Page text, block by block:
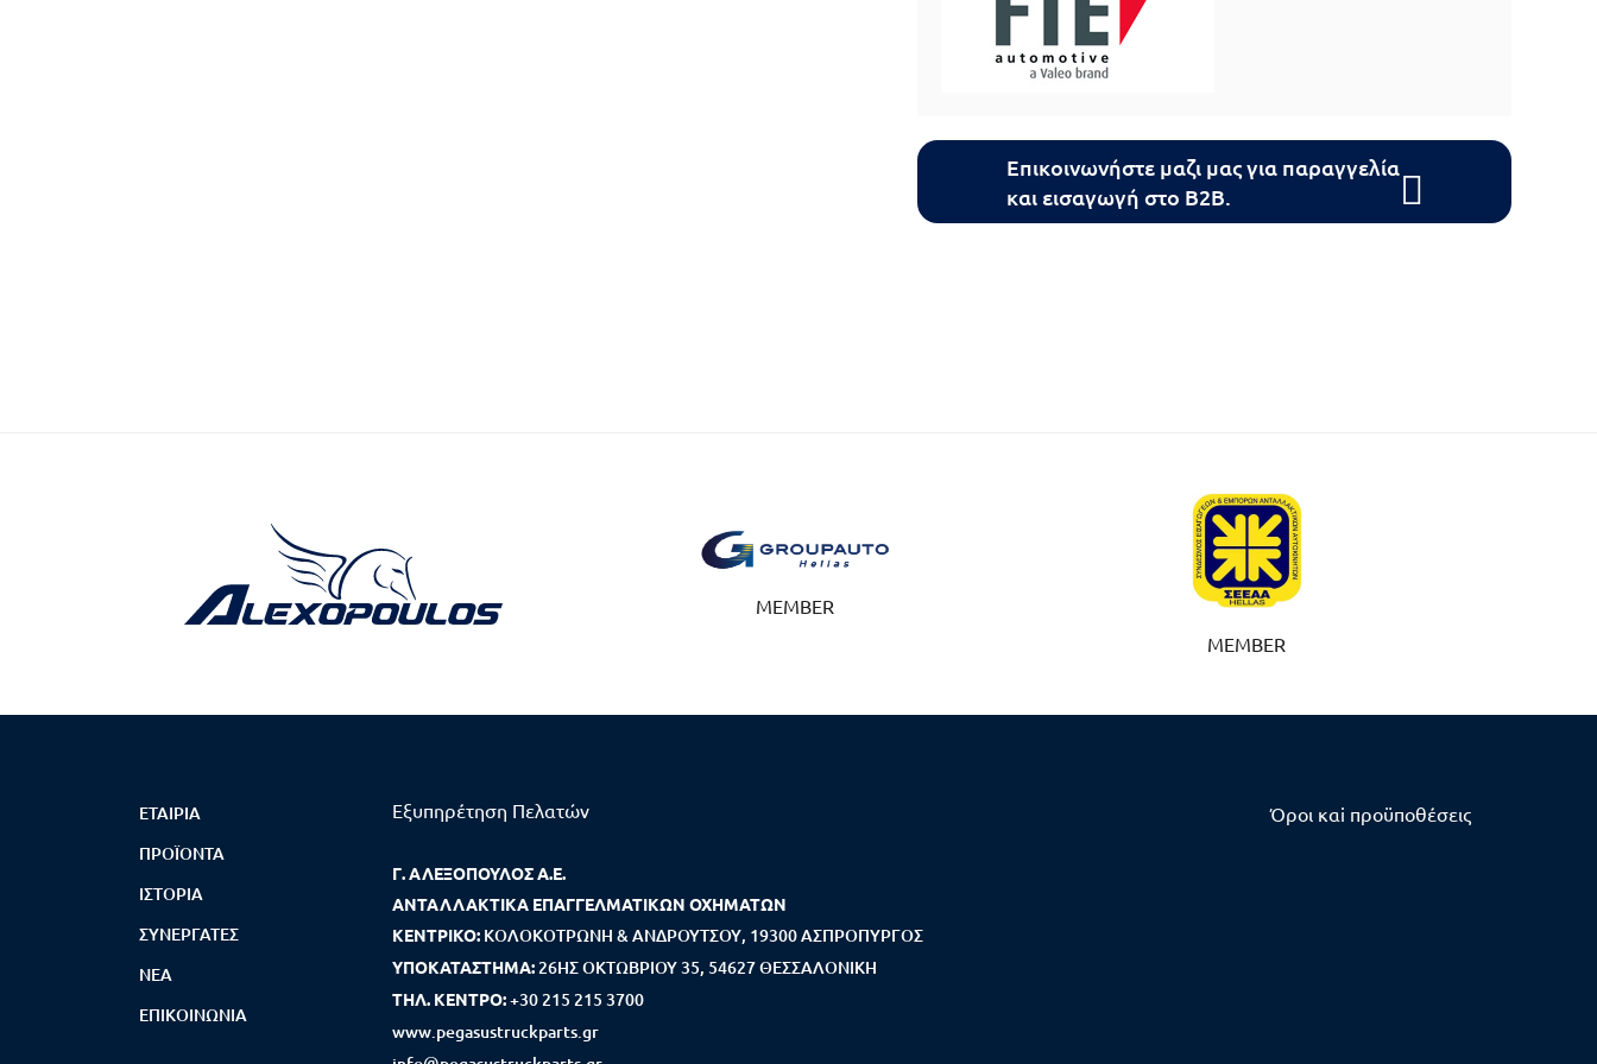
Επικοινωνήστε μαζι μας για παραγγελία
και εισαγωγή στο B2B.
MEMBER
MEMBER
ΕΤΑΙΡΊΑ
ΠΡΟΪΌΝΤΑ
ΙΣΤΟΡΊΑ
ΣΥΝΕΡΓΆΤΕΣ
ΝΈΑ
ΕΠΙΚΟΙΝΩΝΊΑ
Εξυπηρέτηση Πελατών
Γ. ΑΛΕΞΟΠΟΥΛΟΣ Α.Ε.
ΑΝΤΑΛΛΑΚΤΙΚΑ ΕΠΑΓΓΕΛΜΑΤΙΚΩΝ ΟΧΗΜΑΤΩΝ
ΚΕΝΤΡΙΚΟ: ΚΟΛΟΚΟΤΡΩΝΗ & ΑΝΔΡΟΥΤΣΟΥ, 19300 ΑΣΠΡΟΠΥΡΓΟΣ
ΥΠΟΚΑΤΑΣΤΗΜΑ: 26ΗΣ ΟΚΤΩΒΡΙΟΥ 35, 54627 ΘΕΣΣΑΛΟΝΙΚΗ
ΤΗΛ. ΚΕΝΤΡΟ:+30 215 215 3700
www.pegasustruckparts.gr
Όροι καi προϋποθέσεις